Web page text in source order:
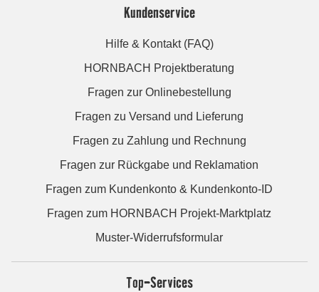
Kundenservice
Hilfe & Kontakt (FAQ)
HORNBACH Projektberatung
Fragen zur Onlinebestellung
Fragen zu Versand und Lieferung
Fragen zu Zahlung und Rechnung
Fragen zur Rückgabe und Reklamation
Fragen zum Kundenkonto & Kundenkonto-ID
Fragen zum HORNBACH Projekt-Marktplatz
Muster-Widerrufsformular
Top-Services